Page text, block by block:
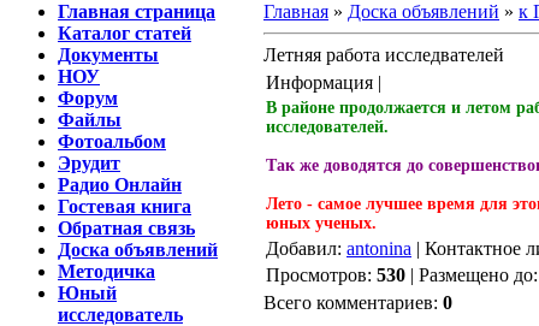
Главная страница
Каталог статей
Документы
НОУ
Форум
Файлы
Фотоальбом
Эрудит
Радио Онлайн
Гостевая книга
Обратная связь
Доска объявлений
Методичка
Юный
исследователь
Главная » Доска объявлений » к
Летняя работа исследвателей
Информация |
В районе продолжается и летом
исследователей.
Так же доводятся до
Лето - самое лучшее время для
юных ученых.
Добавил: antonina | Контактное
Просмотров: 530 | Размещено до
Всего комментариев: 0